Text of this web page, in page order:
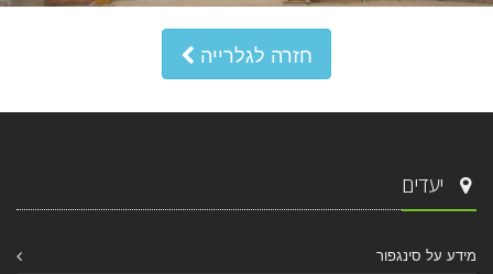
חזרה לגלרייה
יעדים
מידע על סינגפור